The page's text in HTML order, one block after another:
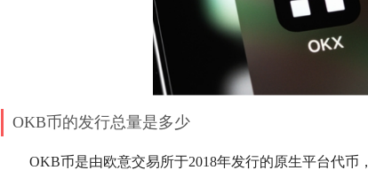
OKB币的发行总量是多少
OKB币是由欧意交易所于2018年发行的原生平台代币